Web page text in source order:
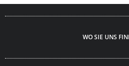
WO SIE UNS